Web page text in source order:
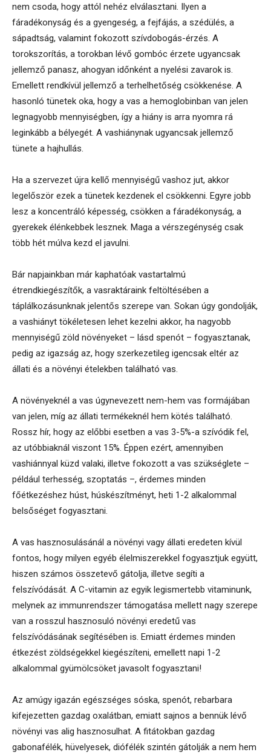
nem csoda, hogy attól nehéz elválasztani. Ilyen a
fáradékonyság és a gyengeség, a fejfájás, a szédülés, a
sápadtság, valamint fokozott szívdobogás-érzés. A
torokszorítás, a torokban lévő gombóc érzete ugyancsak
jellemző panasz, ahogyan időnként a nyelési zavarok is.
Emellett rendkívül jellemző a terhelhetőség csökkenése. A
hasonló tünetek oka, hogy a vas a hemoglobinban van jelen
legnagyobb mennyiségben, így a hiány is arra nyomra rá
leginkább a bélyegét. A vashiánynak ugyancsak jellemző
tünete a hajhullás.
Ha a szervezet újra kellő mennyiségű vashoz jut, akkor
legelőször ezek a tünetek kezdenek el csökkenni. Egyre jobb
lesz a koncentráló képesség, csökken a fáradékonyság, a
gyerekek élénkebbek lesznek. Maga a vérszegénység csak
több hét múlva kezd el javulni.
Bár napjainkban már kaphatóak vastartalmú
étrendkiegészítők, a vasraktáraink feltöltésében a
táplálkozásunknak jelentős szerepe van. Sokan úgy gondolják,
a vashiányt tökéletesen lehet kezelni akkor, ha nagyobb
mennyiségű zöld növényeket – lásd spenót – fogyasztanak,
pedig az igazság az, hogy szerkezetileg igencsak eltér az
állati és a növényi ételekben található vas.
A növényeknél a vas úgynevezett nem-hem vas formájában
van jelen, míg az állati termékeknél hem kötés található.
Rossz hír, hogy az előbbi esetben a vas 3-5%-a szívódik fel,
az utóbbiaknál viszont 15%. Éppen ezért, amennyiben
vashiánnyal küzd valaki, illetve fokozott a vas szükséglete –
például terhesség, szoptatás –, érdemes minden
főétkezéshez húst, húskészítményt, heti 1-2 alkalommal
belsőséget fogyasztani.
A vas hasznosulásánál a növényi vagy állati eredeten kívül
fontos, hogy milyen egyéb élelmiszerekkel fogyasztjuk együtt,
hiszen számos összetevő gátolja, illetve segíti a
felszívódását. A C-vitamin az egyik legismertebb vitaminunk,
melynek az immunrendszer támogatása mellett nagy szerepe
van a rosszul hasznosuló növényi eredetű vas
felszívódásának segítésében is. Emiatt érdemes minden
étkezést zöldségekkel kiegészíteni, emellett napi 1-2
alkalommal gyümölcsöket javasolt fogyasztani!
Az amúgy igazán egészséges sóska, spenót, rebarbara
kifejezetten gazdag oxalátban, emiatt sajnos a bennük lévő
növényi vas alig hasznosulhat. A fitátokban gazdag
gabonafélék, hüvelyesek, diófélék szintén gátolják a nem hem